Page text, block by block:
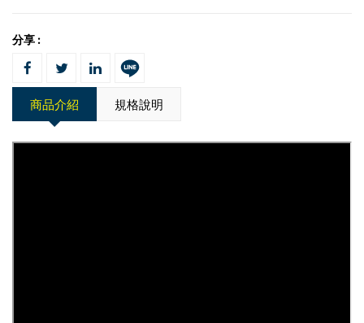
分享 :
商品介紹 規格說明